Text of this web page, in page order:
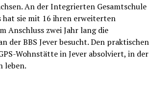
An der Integrierten Gesamtschule
hat sie mit 16 ihren erweiterten
Anschluss zwei Jahr lang die
der BBS Jever besucht. Den praktischen
Wohnstätte in Jever absolviert, in der
leben.